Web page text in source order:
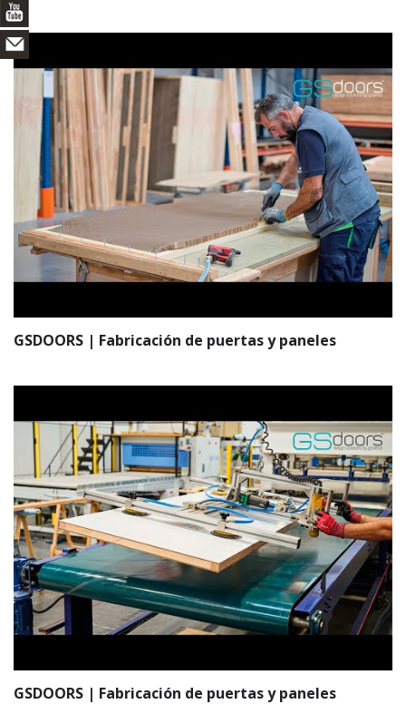
GSDOORS | Fabricación de puertas y paneles
GSDOORS | Fabricación de puertas y paneles